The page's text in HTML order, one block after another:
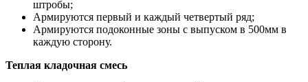
штробы;
Армируются первый и каждый четвертый ряд;
Армируются подоконные зоны с выпуском в 500мм в
каждую сторону.
Теплая кладочная смесь